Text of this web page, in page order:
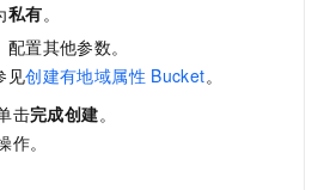
私有。
置其他参数。
见创建有地域属性 Bucket。
击完成创建。
。